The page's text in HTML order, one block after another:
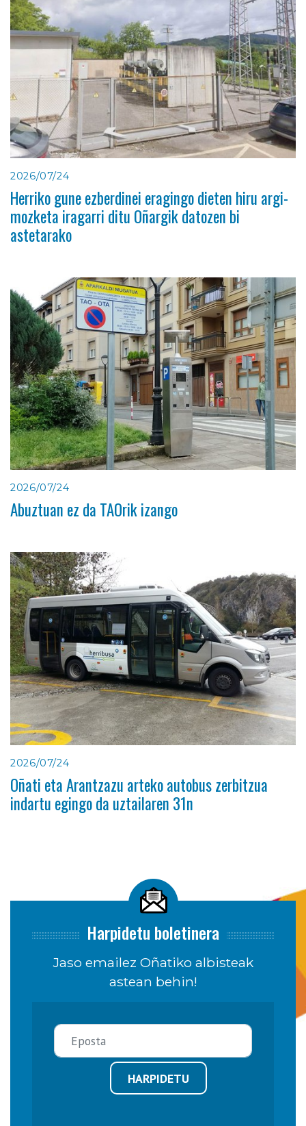
2026/07/24
Herriko gune ezberdinei eragingo dieten hiru argi-
mozketa iragarri ditu Oñargik datozen bi
astetarako
2026/07/24
Abuztuan ez da TAOrik izango
2026/07/24
Oñati eta Arantzazu arteko autobus zerbitzua
indartu egingo da uztailaren 31n
Harpidetu boletinera
Jaso emailez Oñatiko albisteak
astean behin!
HARPIDETU